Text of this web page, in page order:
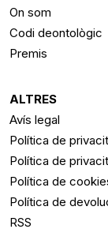
On som
Codi deontològic
Premis
ALTRES
Avís legal
Política de
Política de
Política de
Política de
RSS